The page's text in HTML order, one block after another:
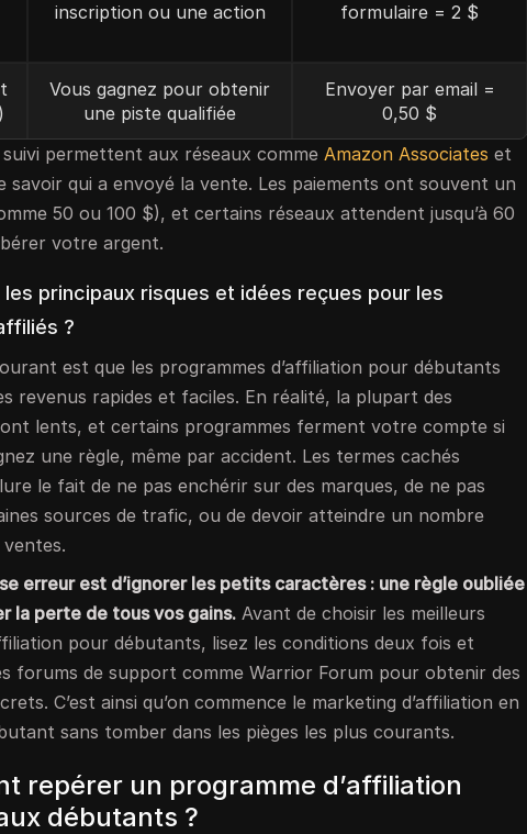
inscription ou une action
formulaire = 2 $
Vous gagnez pour obtenir
une piste qualifiée
Envoyer par email =
0,50 $
suivi permettent aux réseaux commeAmazon Associates et
savoir qui a envoyé la vente. Les paiements ont souvent un
50 ou 100 $), et certains réseaux attendent jusqu’à 60
votre argent.
les principaux risques et idées reçues pour les
?
est que les programmes d’affiliation pour débutants
revenus rapides et faciles. En réalité, la plupart des
lents, et certains programmes ferment votre compte si
une règle, même par accident. Les termes cachés
le fait de ne pas enchérir sur des marques, de ne pas
sources de trafic, ou de devoir atteindre un nombre
ventes.
erreur est d’ignorer les petits caractères : une règle oubliée
la perte de tous vos gains. Avant de choisir les meilleurs
pour débutants, lisez les conditions deux fois et
forums de support comme Warrior Forum pour obtenir des
C’est ainsi qu’on commence le marketing d’affiliation en
sans tomber dans les pièges les plus courants.
repérer un programme d’affiliation
débutants ?